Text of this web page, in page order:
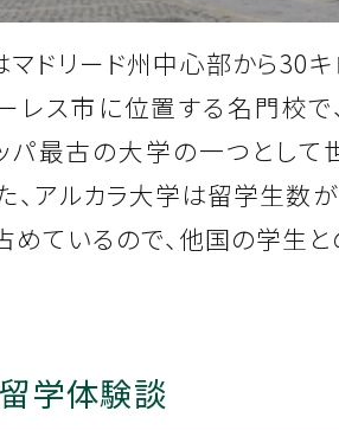
マドリード州中心部から30
ーレス市に位置する名門校
パ最古の大学の一つとし
、アルカラ大学は留学生数
めているので、他国の学生
学体験談